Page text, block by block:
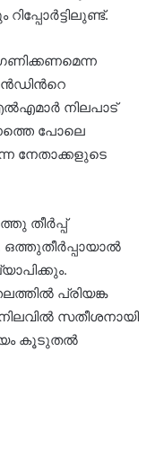
നിലപാ‌ട്
പോലെ
നേതാക്കളുടെ
തീർപ്പ്
പ്രിയങ്ക
സതീശനായി
കൂടുതൽ